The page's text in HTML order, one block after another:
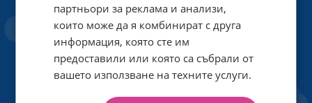
Политиката за поверителност
Политика за използване на бисквитки
При възникване на спор, свързан с покупка онлайн,
можете да ползвате сайта ОРС
Вашите права
партньори за реклама и анализи,
които може да я комбинират с друга
информация, която сте им
предоставили или която са събрали от
вашето използване на техните услуги.